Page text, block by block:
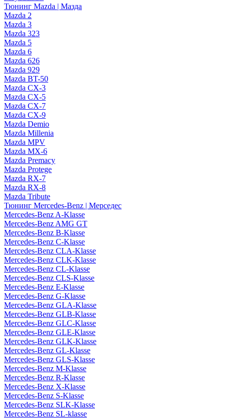
Тюнинг Mazda | Мазда
Mazda 2
Mazda 3
Mazda 323
Mazda 5
Mazda 6
Mazda 626
Mazda 929
Mazda BT-50
Mazda CX-3
Mazda CX-5
Mazda CX-7
Mazda CX-9
Mazda Demio
Mazda Millenia
Mazda MPV
Mazda MX-6
Mazda Premacy
Mazda Protege
Mazda RX-7
Mazda RX-8
Mazda Tribute
Тюнинг Mercedes-Benz | Мерседес
Mercedes-Benz A-Klasse
Mercedes-Benz AMG GT
Mercedes-Benz B-Klasse
Mercedes-Benz C-Klasse
Mercedes-Benz CLA-Klasse
Mercedes-Benz CLK-Klasse
Mercedes-Benz CL-Klasse
Mercedes-Benz CLS-Klasse
Mercedes-Benz E-Klasse
Mercedes-Benz G-Klasse
Mercedes-Benz GLA-Klasse
Mercedes-Benz GLB-Klasse
Mercedes-Benz GLC-Klasse
Mercedes-Benz GLE-Klasse
Mercedes-Benz GLK-Klasse
Mercedes-Benz GL-Klasse
Mercedes-Benz GLS-Klasse
Mercedes-Benz M-Klasse
Mercedes-Benz R-Klasse
Mercedes-Benz X-Klasse
Mercedes-Benz S-Klasse
Mercedes-Benz SLK-Klasse
Mercedes-Benz SL-klasse